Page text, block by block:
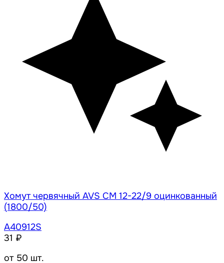
Хомут червячный AVS CM 12-22/9 оцинкованный
(1800/50)
A40912S
31 ₽
от 50 шт.